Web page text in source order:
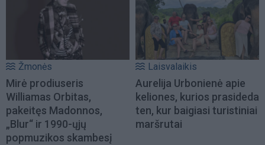
Žmonės
Mirė prodiuseris
Williamas Orbitas,
pakeitęs Madonnos,
„Blur“ ir 1990-ųjų
popmuzikos skambesį
Laisvalaikis
Aurelija Urbonienė apie
keliones, kurios prasideda
ten, kur baigiasi turistiniai
maršrutai